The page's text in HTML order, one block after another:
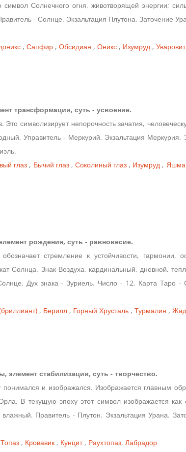
Солнечного огня, животворящей энергии;
- Солнце. Экзальтация Плутона. Заточение
, Сапфир , Обсидиан , Оникс , Изумруд , Уваровит
трансформации, суть - усвоение.
символизирует непорочность зачатия,
Управитель - Меркурий. Экзальтация Меркурия.
глаз , Бычий глаз, Соколиный глаз , Изумруд , Яшма
рождения, суть - равновесие.
стремление к устойчивости, гармонии,
Солнца. Знак Воздуха, кардинальный, дневной,
Дух знака - Зуриель. Число - 12. Карта Таро -
, Берилл , Горный Хрусталь , Турмалин ,
элемент стабилизации, суть - творчество.
и изображался. Изображается главным
В текущую эпоху этот символ изображается
Правитель - Плутон. Экзальтация Урана.
Топаз , Кровавик , Кунцит, Раухтопаз, Лабрадор